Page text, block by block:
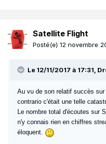
Satellite Flight
Posté(e) 12 novembre
Le 12/11/2017 à 17:31,
Au vu de son relatif succès
contrario c'était une telle
Le nombre total d'écoutes sur
n'y connais rien en chiffres
éloquent.